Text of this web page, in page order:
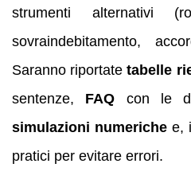
strumenti alternativi
sovraindebitamento,
Saranno riportatetabelle
sentenze, FAQ con le
simulazioni numeriche e,
pratici per evitare errori.